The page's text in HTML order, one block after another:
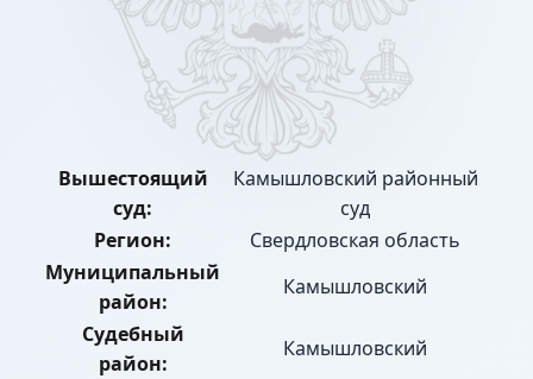
Вышестоящий
суд:
Камышловский районный
суд
Регион:
Свердловская область
Муниципальный
район:
Камышловский
Судебный
район:
Камышловский